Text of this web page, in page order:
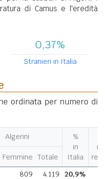
di Camus e l'eredità
0,37%
Stranieri in Italia
ordinata per numero di
Algerini
%
in
Italia
Femmine Totale
809 4.119 20,9%